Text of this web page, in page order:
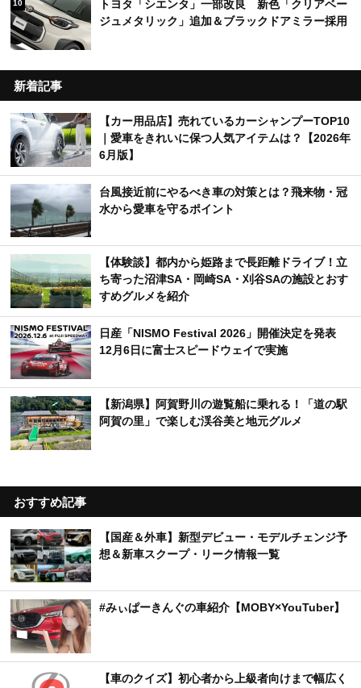
10
トヨタ「シエンタ」一部改良 新色「クリアベー
ジュメタリック」追加＆ブラックドアミラー採用
新着記事
【カー用品店】売れているカーシャンプーTOP10
｜愛車をきれいに保つ人気アイテムは？【2026年
6月版】
台風接近前にやるべき車の対策とは？飛来物・冠
水から愛車を守るポイント
【体験談】都内から姫路まで長距離ドライブ！立
ち寄った沼津SA・岡崎SA・刈谷SAの施設とおす
すめグルメを紹介
日産「NISMO Festival 2026」開催決定を発表
12月6日に富士スピードウェイで実施
【新潟県】阿賀野川の遊覧船に乗れる！「道の駅
阿賀の里」で楽しむ渓谷美と地元グルメ
おすすめ記事
【国産＆外車】新型デビュー・モデルチェンジ予
想＆新車スクープ・リーク情報一覧
#みぃぱーきんぐの車紹介【MOBY×YouTuber】
【車のクイズ】初心者から上級者向けまで幅広く